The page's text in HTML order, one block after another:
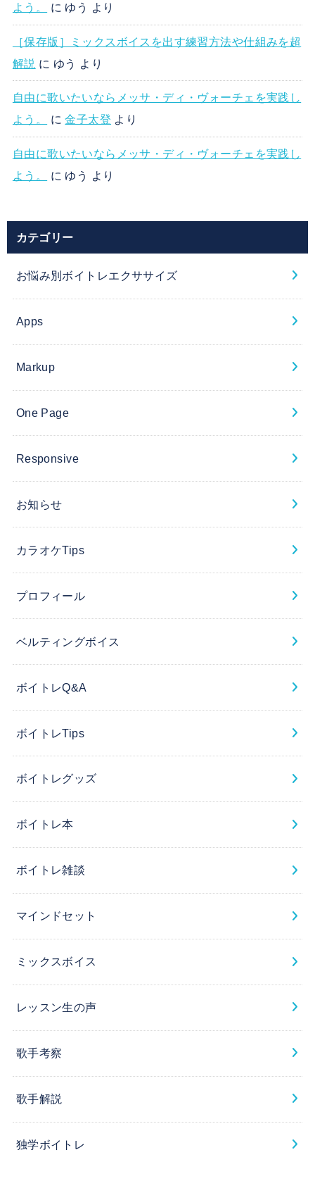
よう。
に ゆう より
［保存版］ミックスボイスを出す練習方法や仕組みを超
解説 に ゆう より
自由に歌いたいならメッサ・ディ・ヴォーチェを実践し
よう。
に金子太登 より
自由に歌いたいならメッサ・ディ・ヴォーチェを実践し
よう。
に ゆう より
カテゴリー
お悩み別ボイトレエクササイズ
Apps
Markup
One Page
Responsive
お知らせ
カラオケTips
プロフィール
ベルティングボイス
ボイトレQ&A
ボイトレTips
ボイトレグッズ
ボイトレ本
ボイトレ雑談
マインドセット
ミックスボイス
レッスン生の声
歌手考察
歌手解説
独学ボイトレ